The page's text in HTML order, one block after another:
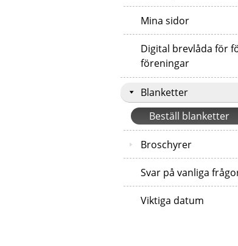
Mina sidor
Digital brevlåda för
föreningar
Blanketter
Beställ blanketter
Broschyrer
Svar på vanliga
Viktiga datum